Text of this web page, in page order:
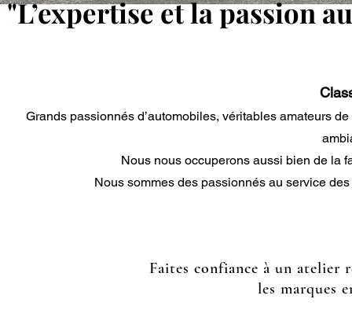
"L’expertise et la passion
"L’expertise et la passion
Grands passionnés d’automobiles, véritables amateurs
Nous nous occuperons aussi bien de la
Nous sommes des passionnés au service
Faites confiance à un atelier
les marques